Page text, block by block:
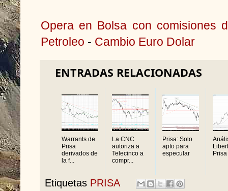
Opera en Bolsa con comisiones
Petroleo - Cambio Euro Dolar
ENTRADAS RELACIONADAS
Warrants de
Prisa
derivados de
la f...
La CNC
autoriza a
Telecinco a
compr...
Prisa: Solo
apto para
especular
Prisa
Etiquetas PRISA